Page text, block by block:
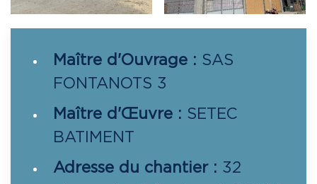
Maître d'Ouvrage : SAS
FONTANOTS 3
Maître d'Œuvre : SETEC
BATIMENT
Adresse du chantier : 32